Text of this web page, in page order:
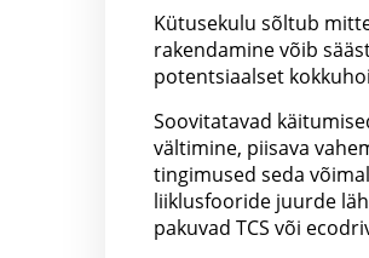
Kütusekulu sõltub
rakendamine võib
potentsiaalset
Soovitatavad
vältimine, piisava
tingimused seda
liiklusfooride juurde
pakuvad TCS või